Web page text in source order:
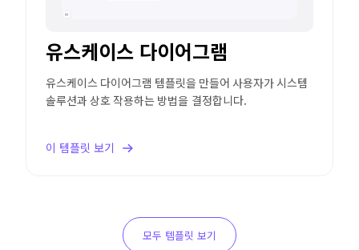
유스케이스 다이어그램
유스케이스 다이어그램 템플릿을 만들어 사용자가 시스템
솔루션과 상호 작용하는 방법을 결정합니다.
이 템플릿 보기
모두 템플릿 보기